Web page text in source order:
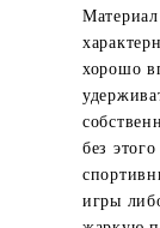
хорошо
без
игры